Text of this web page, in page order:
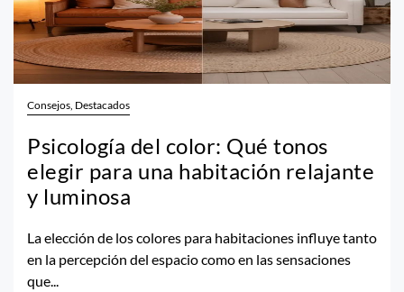
Consejos, Destacados
Psicología del color: Qué tonos
elegir para una habitación relajante
y luminosa
La elección de los colores para habitaciones influye tanto
en la percepción del espacio como en las sensaciones
que...